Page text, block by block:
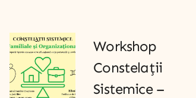
Workshop
Constelații
Sistemice –